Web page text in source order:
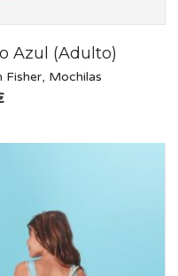
Azul (Adulto)
Fisher, Mochilas